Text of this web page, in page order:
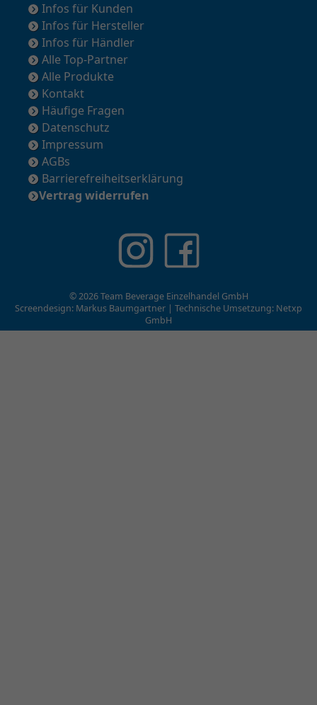
Infos für Kunden
Infos für Hersteller
Infos für Händler
Alle Top-Partner
Alle Produkte
Kontakt
Häufige Fragen
Datenschutz
Impressum
AGBs
Barrierefreiheitserklärung
Vertrag widerrufen
© 2026 Team Beverage Einzelhandel GmbH
Screendesign: Markus Baumgartner | Technische Umsetzung: Netxp
GmbH